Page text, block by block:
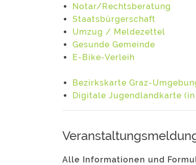
Notar/Rechtsberatung
Staatsbürgerschaft
Umzug / Meldezettel
Gesunde Gemeinde
E-Bike-Verleih
Bezirkskarte Graz-
Digitale Jugendlandkarte (in
Alle Informationen und